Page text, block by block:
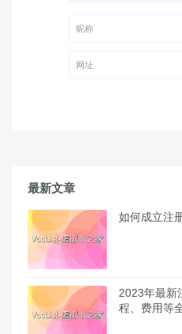
最新文章
如何成立注
2023年最新
程、费用等